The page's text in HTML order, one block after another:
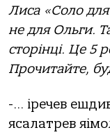
Лиса «Соло
не для Ольги.
сторінці. Це 5
Прочитайте,
-… іречев
ясалатрев